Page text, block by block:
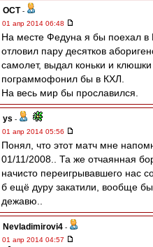
ОСТ -
01 апр 2014 06:48
На месте Федуна я бы поехал в
отловил пару десятков
самолет, выдал коньки и клюшки
пограммофонил бы в КХЛ.
На весь мир бы прославился.
ys -
01 апр 2014 05:56
Понял, что этот матч мне
01/11/2008.. Та же отчаянная
начисто переигрывавшего нас
б ещё дуру закатили, вообще
дежавю..
Nevladimirovi4 -
01 апр 2014 04:57